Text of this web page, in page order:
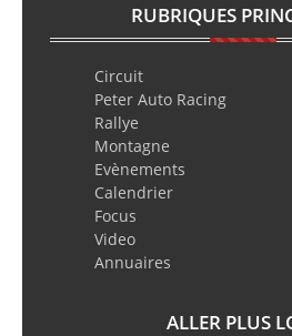
RUBRIQUES
Circuit
Peter Auto Racing
Rallye
Montagne
Evènements
Calendrier
Focus
Video
Annuaires
ALLER PLUS